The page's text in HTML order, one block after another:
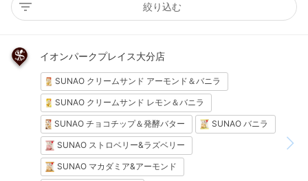
絞り込む
イオンパークプレイス大分店
SUNAO クリームサンド アーモンド＆バニラ
SUNAO クリームサンド レモン＆バニラ
SUNAO チョコチップ＆発酵バター SUNAO バニラ
SUNAO ストロベリー&ラズベリー
SUNAO マカダミア&アーモンド